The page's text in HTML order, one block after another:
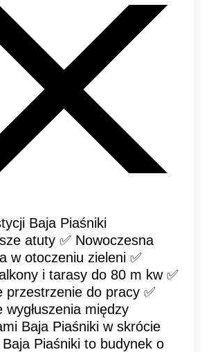
Baja Piaśniki
atuty ✅ Nowoczesna
w otoczeniu zieleni ✅
i tarasy do 80 m kw ✅
przestrzenie do pracy ✅
wygłuszenia między
Baja Piaśniki w skrócie
Piaśniki to budynek o